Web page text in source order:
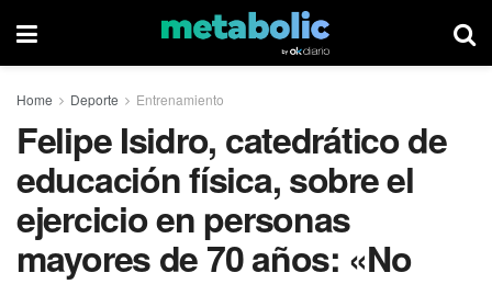
Home Deporte Entrenamiento
Felipe Isidro, catedrático de
educación física, sobre el
ejercicio en personas
mayores de 70 años: «No